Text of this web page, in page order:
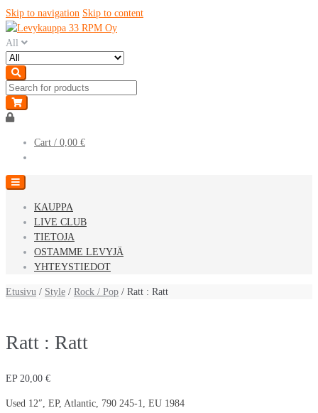
Skip to navigation Skip to content
All
Cart / 0,00 €
KAUPPA
LIVE CLUB
TIETOJA
OSTAMME LEVYJÄ
YHTEYSTIEDOT
Etusivu / Style / Rock / Pop / Ratt : Ratt
Ratt : Ratt
EP 20,00 €
Used 12″, EP, Atlantic, 790 245-1, EU 1984